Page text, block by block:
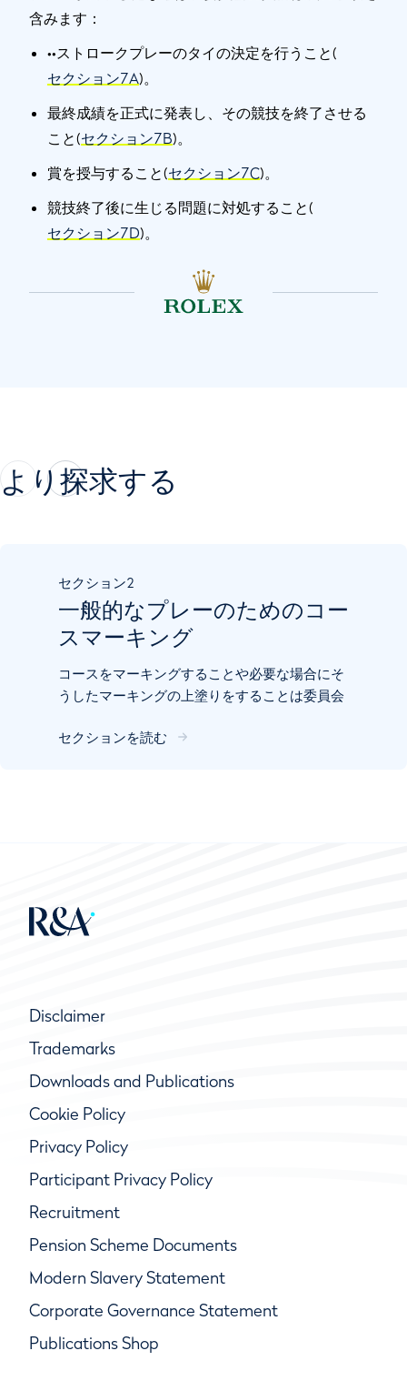
含みます：
••ストロークプレーのタイの決定を行うこと(
セクション7A)。
最終成績を正式に発表し、その競技を終了させる
こと(セクション7B)。
賞を授与すること(セクション7C)。
競技終了後に生じる問題に対処すること(
セクション7D)。
より探求する
セクション2
一般的なプレーのためのコー
スマーキング
コースをマーキングすることや必要な場合にそ
うしたマーキングの上塗りをすることは委員会
マーキングがしっかり行われたコースはプレー
セクションを読む
Disclaimer
Trademarks
Downloads and Publications
Cookie Policy
Privacy Policy
Participant Privacy Policy
Recruitment
Pension Scheme Documents
Modern Slavery Statement
Corporate Governance Statement
Publications Shop